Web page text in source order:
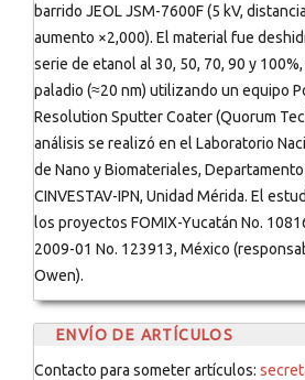
barrido JEOL JSM-7600F (5 kV,
aumento ×2,000). El material fue
serie de etanol al 30, 50, 70, 90 y
paladio (≈20 nm) utilizando un equipo
Resolution Sputter Coater (Quorum
análisis se realizó en el Laboratorio
de Nano y Biomateriales,
CINVESTAV-IPN, Unidad Mérida. El
los proyectos FOMIX-Yucatán No.
2009-01 No. 123913, México
Owen).
ENVÍO DE ARTÍCULOS
Contacto para someter artículos: